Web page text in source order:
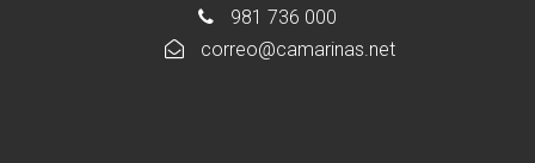
981 736 000
correo@camarinas.net